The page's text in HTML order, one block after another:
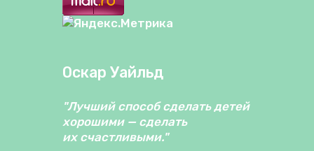
Оскар Уайльд
"Лучший способ сделать детей
хорошими — сделать
их счастливыми."